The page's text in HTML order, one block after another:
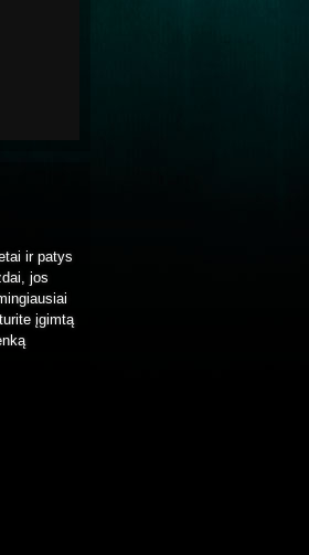
ir patys
jos
įgimtą